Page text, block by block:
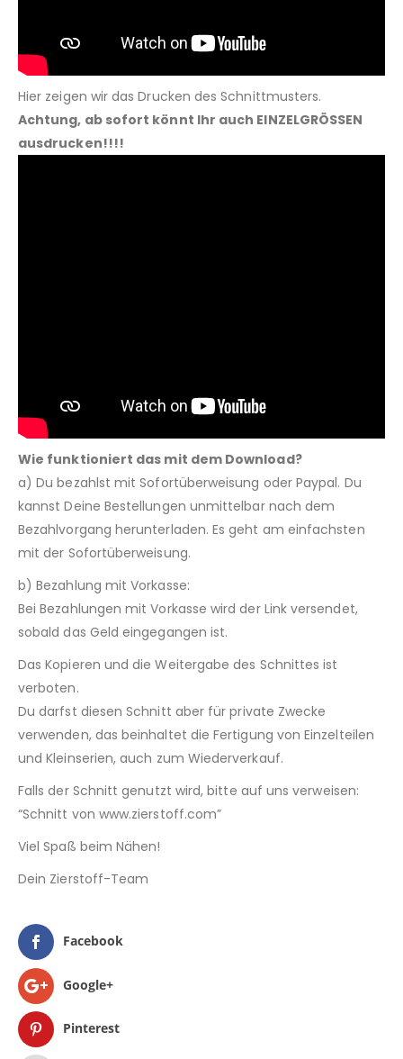
Hier zeigen wir das Drucken des Schnittmusters.
Achtung, ab sofort könnt Ihr auch EINZELGRÖSSEN
ausdrucken!!!!
Wie funktioniert das mit dem Download?
a) Du bezahlst mit Sofortüberweisung oder Paypal. Du
kannst Deine Bestellungen unmittelbar nach dem
Bezahlvorgang herunterladen. Es geht am einfachsten
mit der Sofortüberweisung.
b) Bezahlung mit Vorkasse:
Bei Bezahlungen mit Vorkasse wird der Link versendet,
sobald das Geld eingegangen ist.
Das Kopieren und die Weitergabe des Schnittes ist
verboten.
Du darfst diesen Schnitt aber für private Zwecke
verwenden, das beinhaltet die Fertigung von Einzelteilen
und Kleinserien, auch zum Wiederverkauf.
Falls der Schnitt genutzt wird, bitte auf uns verweisen:
“Schnitt von www.zierstoff.com”
Viel Spaß beim Nähen!
Dein Zierstoff-Team
Facebook
Google+
Pinterest